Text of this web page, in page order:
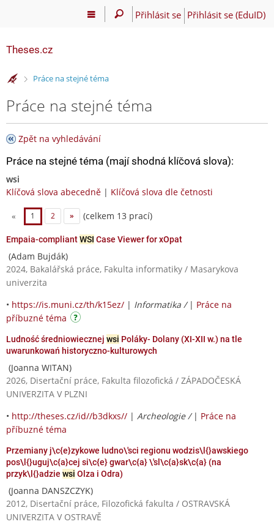
Přihlásit se Přihlásit se (EduID)
Theses.cz
>Práce na stejné téma
Práce na stejné téma
Zpět na vyhledávání
Práce na stejné téma (mají shodná klíčová slova):
wsi
Klíčová slova abecedně | Klíčová slova dle četnosti
« 1 2 » (celkem 13 prací)
Empaia-compliantWSI Case Viewer for xOpat
(Adam Bujdák)
2024, Bakalářská práce, Fakulta informatiky / Masarykova
univerzita
• https://is.muni.cz/th/k15ez/ | Informatika / | Práce na
příbuzné téma
Ludność średniowiecznej wsi Poláky- Dolany (XI-XII w.) na tle
uwarunkowań historyczno-kulturowych
(Joanna WITAN)
2026, Disertační práce, Fakulta filozofická / ZÁPADOČESKÁ
UNIVERZITA V PLZNI
• http://theses.cz/id//b3dkxs// | Archeologie / | Práce na
příbuzné téma
Przemiany j\c{e}zykowe ludno\'sci regionu wodzis\l{}awskiego
pos\l{}uguj\c{a}cej si\c{e} gwar\c{a} \'sl\c{a}sk\c{a} (na
przyk\l{}adzie wsi Olza i Odra)
(Joanna DANSZCZYK)
2012, Disertační práce, Filozofická fakulta / OSTRAVSKÁ
UNIVERZITA V OSTRAVĚ